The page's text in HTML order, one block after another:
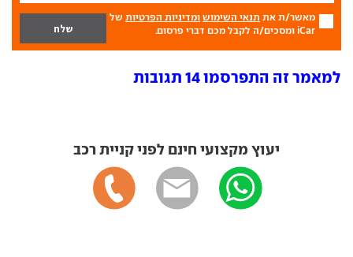
מאשר/ת את תנאי השימוש ומדיניות הפרטיות של
iCar ומסכים/ה לקבל מכם דברי פרסום.
למאמר זה התפרסמו 14 תגובות
יעוץ מקצועי חינם לפני קניית רכב